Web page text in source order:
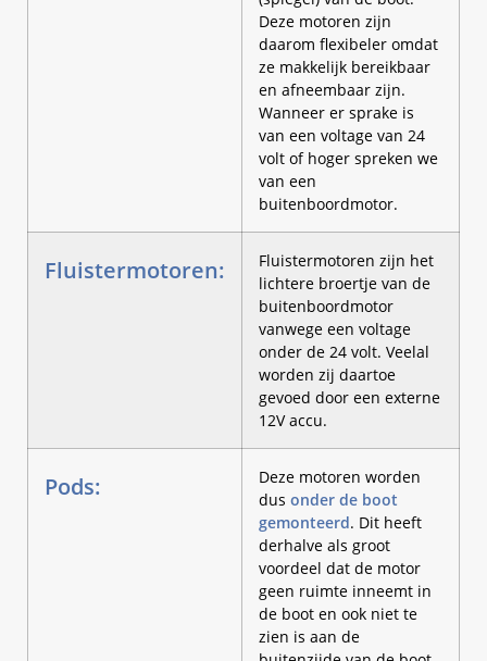
Deze motoren zijn
daarom flexibeler omdat
ze makkelijk bereikbaar
en afneembaar zijn.
Wanneer er sprake is
van een voltage van 24
volt of hoger spreken we
van een
buitenboordmotor.
Fluistermotoren:
Fluistermotoren zijn het
lichtere broertje van de
buitenboordmotor
vanwege een voltage
onder de 24 volt. Veelal
worden zij daartoe
gevoed door een externe
12V accu.
Pods:
Deze motoren worden
dus onder de boot
gemonteerd. Dit heeft
derhalve als groot
voordeel dat de motor
geen ruimte inneemt in
de boot en ook niet te
zien is aan de